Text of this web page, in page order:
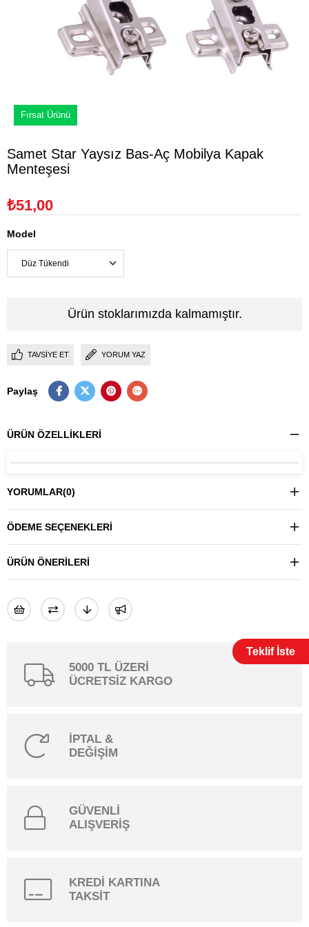
Teklif İste
Fırsat Ürünü
Samet Star Yaysız Bas-Aç Mobilya Kapak
Menteşesi
₺51,00
Model
Ürün stoklarımızda kalmamıştır.
TAVSIYE ET YORUM YAZ
Paylaş
ÜRÜN ÖZELLIKLERI
YORUMLAR(0)
ÖDEME SEÇENEKLERI
ÜRÜN ÖNERILERI
5000 TL ÜZERİ
ÜCRETSİZ KARGO
İPTAL &
DEĞİŞİM
GÜVENLİ
ALIŞVERİŞ
KREDİ KARTINA
TAKSİT